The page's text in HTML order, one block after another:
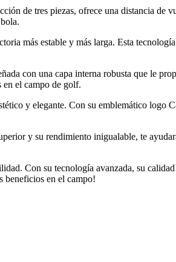
de tres piezas, ofrece una distancia de
más estable y más larga. Esta
con una capa interna robusta que le
en el campo de golf.
y elegante. Con su emblemático logo
y su rendimiento inigualable, te
Con su tecnología avanzada, su
beneficios en el campo!